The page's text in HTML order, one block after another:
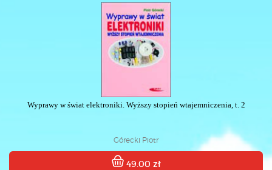
Wyprawy w świat elektroniki. Wyższy stopień wtajemniczenia, t. 2
Górecki Piotr
49.00 zł